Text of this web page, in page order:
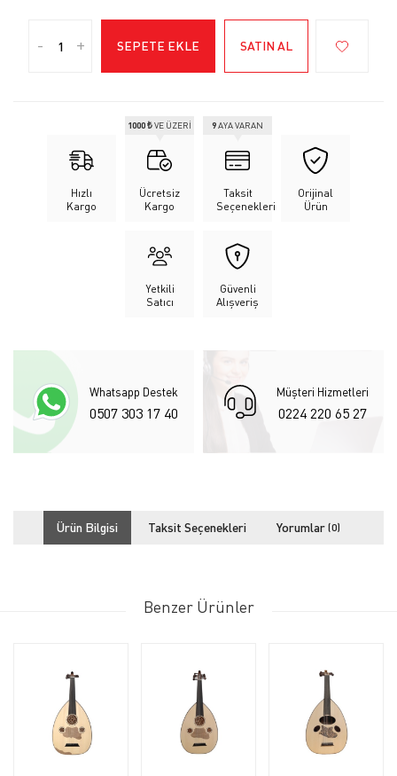
- + SEPETE EKLE SATIN AL
Hızlı
Kargo
Ücretsiz
Kargo
1000 ₺VE ÜZERİ
Taksit
Seçenekleri
9AYA VARAN
Orijinal
Ürün
Yetkili
Satıcı
Güvenli
Alışveriş
Whatsapp Destek
0507 303 17 40
Müşteri Hizmetleri
0224 220 65 27
Ürün Bilgisi Taksit Seçenekleri Yorumlar (0)
Benzer Ürünler